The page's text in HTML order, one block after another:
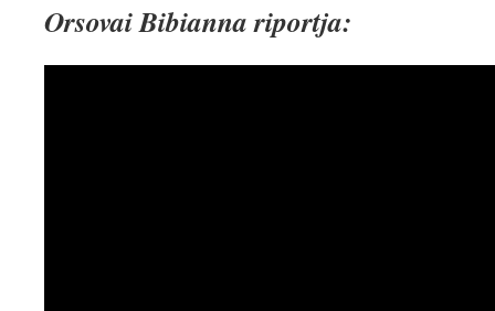
Orsovai Bibianna riportja: